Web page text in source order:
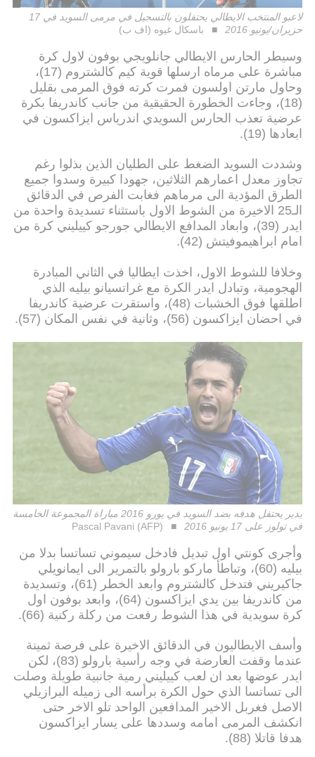
لاعبو المنتخب الايطالي يحتفلون بالتسجيل في مرمى السويد في 17
حزيران/يونيو 2016
باسكال غيوه (اف ب)
وسيطر الحارس الايطالي جانلويجي بوفون لاول كرة
مباشرة على مرماه ارسلها قوية كيم كالشتروم (17)،
وحاول مارتن اولسون فمرت كرته فوق المرمى بقليل
(18)، وجاءت الخطورة الحقيقية من جانب كاندريفا بكرة
عرضية تعذب الحارس السويدي اندرياس ايزاكسون في
ابعادها (19).
وشددت السويد الضغط على الطليان الذين بذلوا رغم
تجاوز معدل اعمارهم الثلاثين، جهودا كبيرة وسدوا جميع
الطرق المؤدية الى مرماهم فغابت الفرص في الدقائق
الـ25 الاخيرة من الشوط الاول باستثناء تسديدة واحدة من
ايدر (39)، وابعاد المدافع الايطالي جورجو كييليني كرة من
امام ابراهيموفيتش (42).
وخلافا للشوط الاول، اخذت ايطاليا في الثاني المبادرة
الهجومية، وتبادل ايدر الكرة مع غراتسيانو بيليه الذي
اطلقها فوق الخشبات (48)، واستقرت عرضية كاندريفا
في احضان ايزاكسون (56)، وثانية في نفس المكان (57).
يدير يحتفل هدفه بضد السويد في يورو 2016 مباراة المجموعة الخامسة
في تولوز على 17 يونيو 2016
Pascal Pavani (AFP)
وأجرى كونتي اول تبديل فادخل سيموني تساتسا بدلا من
بيليه (60)، وتباطأ ماركو بارولو بالتمرير الى ايمانويلي
جاكيريني فتدخل كالشتروم وابعد الخطر (61)، وتسديدة
من كاندريفا بين يدي ايزاكسون (64)، وابعد بوفون اول
كرة سويدية في هذا الشوط رفعت من ركلة ركنية (66).
وأسف الايطاليون في الدقائق الاخيرة على فرصة ثمينة
عندما وقفت العارضة في وجه رأسية بارولو (83)، لكن
ايدر عوضها بعد ان لعب كييليني رمية جانبية طويلة وصلت
الى تساتسا الذي حول الكرة برأسه الى زميله البرازيلي
الاصل فغربل الاخير المدافعين الواحد تلو الاخر حتى
انكشف المرمى امامه وسددها على يسار ايزاكسون
هدفا قاتلا (88).